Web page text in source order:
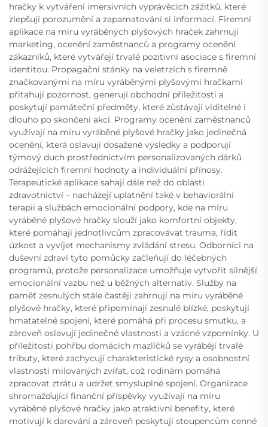
hračky k vytváření imersivních vyprávěcích zážitků, které
zlepšují porozumění a zapamatování si informací. Firemní
aplikace na míru vyráběných plyšových hraček zahrnují
marketing, ocenění zaměstnanců a programy ocenění
zákazníků, které vytvářejí trvalé pozitivní asociace s firemní
identitou. Propagační stánky na veletrzích s firemně
značkovanými na míru vyráběnými plyšovými hračkami
přitahují pozornost, generují obchodní příležitosti a
poskytují památeční předměty, které zůstávají viditelné i
dlouho po skončení akcí. Programy ocenění zaměstnanců
využívají na míru vyráběné plyšové hračky jako jedinečná
ocenění, která oslavují dosažené výsledky a podporují
týmový duch prostřednictvím personalizovaných dárků
odrážejících firemní hodnoty a individuální přínosy.
Terapeutické aplikace sahají dále než do oblasti
zdravotnictví – nacházejí uplatnění také v behaviorální
terapii a službách emocionální podpory, kde na míru
vyráběné plyšové hračky slouží jako komfortní objekty,
které pomáhají jednotlivcům zpracovávat trauma, řídit
úzkost a vyvíjet mechanismy zvládání stresu. Odborníci na
duševní zdraví tyto pomůcky začleňují do léčebných
programů, protože personalizace umožňuje vytvořit silnější
emocionální vazbu než u běžných alternativ. Služby na
paměť zesnulých stále častěji zahrnují na míru vyráběné
plyšové hračky, které připomínají zesnulé blízké, poskytují
hmatatelné spojení, které pomáhá při procesu smutku, a
zároveň oslavují jedinečné vlastnosti a vzácné vzpomínky. U
příležitosti pohřbu domácích mazlíčků se vyrábějí trvalé
tributy, které zachycují charakteristické rysy a osobnostní
vlastnosti milovaných zvířat, což rodinám pomáhá
zpracovat ztrátu a udržet smysluplné spojení. Organizace
shromažďující finanční příspěvky využívají na míru
vyráběné plyšové hračky jako atraktivní benefity, které
motivují k darování a zároveň poskytují stoupencům cenné